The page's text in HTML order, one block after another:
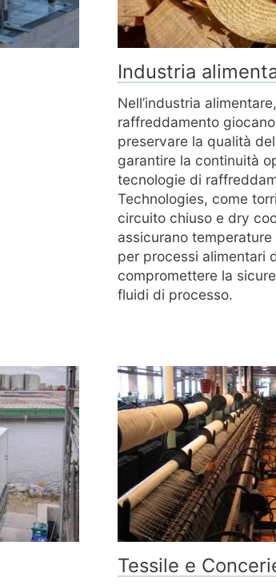
Industria
Nell’industria
raffreddamento
preservare la qualità
garantire la continuità
tecnologie di
Technologies, come
circuito chiuso e dry
assicurano
per processi alimentari
compromettere la
fluidi di processo.
Tessile e